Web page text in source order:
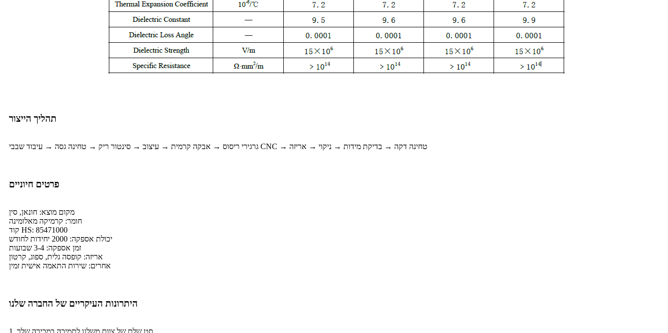
תהליך הייצור
גרגירי ריסוס → אבקה קרמית → עיצוב → סינטור ריק → טחינה גסה → עיבוד שבבי CNC → טחינה דקה → בדיקת מידות → ניקוי → אריזה
פרטים חיוניים
מקום מוצא: חונאן, סין
חומר: קרמיקה מאלומינה
קוד HS: 85471000
יכולת אספקה: 2000 יחידות לחודש
זמן אספקה: 3-4 שבועות
אריזה: קופסה גלית, ספוג, קרטון
אחרים: שירות התאמה אישית זמין
היתרונות העיקריים של החברה שלנו